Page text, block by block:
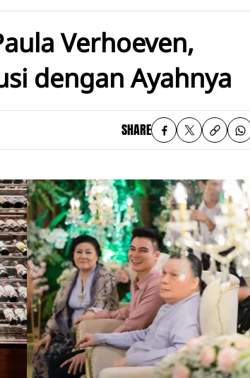
Verhoeven,
dengan Ayahnya
SHARE